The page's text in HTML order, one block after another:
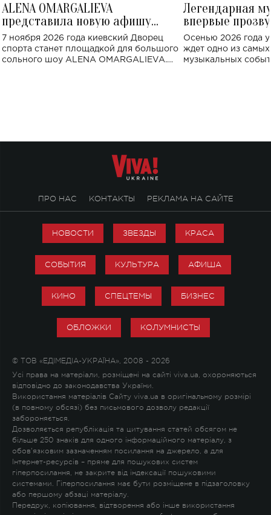
ALENA OMARGALIEVA
представила новую афишу
большого концерта во Дворце
спорта
7 ноября 2026 года киевский Дворец
спорта станет площадкой для большого
сольного шоу ALENA OMARGALIEVA.
Легендарная
впервые
Украине: где
Осенью 2026 года
ждет одно из
музыкальных
ПРО НАС КОНТАКТЫ РЕКЛАМА НА САЙТЕ
НОВОСТИ ЗВЕЗДЫ КРАСА
СОБЫТИЯ КУЛЬТУРА АФИША
КИНО СПЕЦТЕМЫ БИЗНЕС
ОБЛОЖКИ КОЛУМНИСТЫ
© ТОВ «ЕДІМЕДІА-УКРАЇНА», 2008 - 2026
Усі права на матеріали, розміщені на сайті viva.ua, охороняються
відповідно до законодавства України.
Використання матеріалів Сайту viva.ua в оригінальному розмірі
(в повному обсязі) без письмового дозволу редакції
забороняється.
Дозволяється републікація та цитування статей обсягом не
більше 250 знаків для одного інформаційного матеріалу, з
обов'язковим зазначенням посилання на джерело, а для
Інтернет-ресурсів – пряме для пошукових систем
гіперпосилання, не закрите від індексації пошуковими
системами. Гіперпосилання має бути розміщене в підзаголовку
або першому абзаці матеріалу.
Передрук, копіювання, відтворення або інше використання